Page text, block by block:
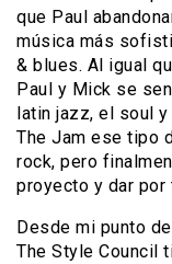
que Paul
música más
& blues. Al igual
Paul y Mick se
latin jazz, el soul
The Jam ese tipo
rock, pero
proyecto y dar por
Desde mi punto
The Style Council